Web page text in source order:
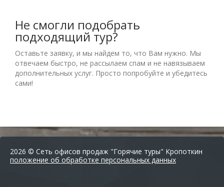
Не смогли подобрать
подходящий тур?
Оставьте заявку, и мы найдем то, что Вам нужно. Мы
отвечаем быстро, не рассылаем спам и не навязываем
дополнительных услуг. Просто попробуйте и убедитесь
сами!
2026 © Сеть офисов продаж "Горячие туры" Кропоткин
положение об обработке персональных данных